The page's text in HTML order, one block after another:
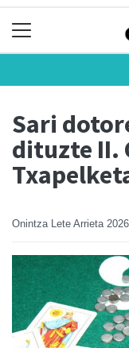
Sari
dituzte II.
Onintza Lete Arrieta